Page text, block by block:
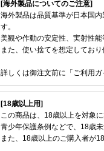
[海外製品についてのご注意]
海外製品は品質基準が日本国
す。
美観や作動の安定性、実射性
また、使い捨てを想定してお
詳しくは御注文前に「ご利用
[18歳以上用]
この商品は、18歳以上を対象に
青少年保護条例などで、18歳
また、18歳以上のご購入者が